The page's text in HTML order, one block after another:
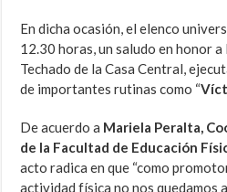
En dicha ocasión, el elenco
12.30 horas, un saludo en honor a
Techado de la Casa Central,
de importantes rutinas como “
De acuerdo a Mariela Peralta,
de la Facultad de Educación
acto radica en que “como
actividad física no nos quedamos